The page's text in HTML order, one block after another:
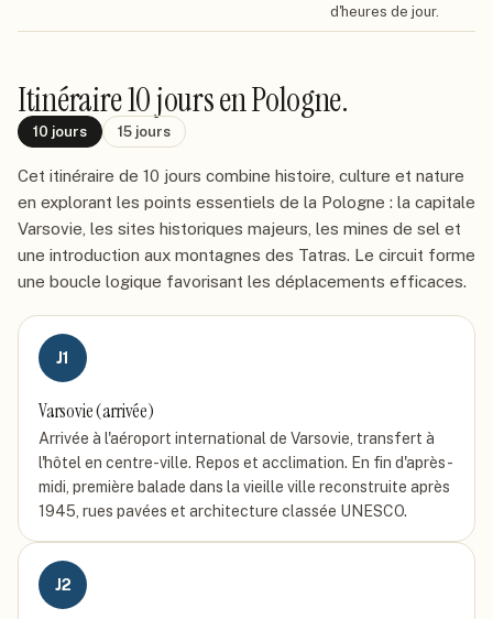
d'heures de jour.
Itinéraire10 joursen Pologne.
10 jours 15 jours
Cet itinéraire de 10 jours combine histoire, culture et nature
en explorant les points essentiels de la Pologne : la capitale
Varsovie, les sites historiques majeurs, les mines de sel et
une introduction aux montagnes des Tatras. Le circuit forme
une boucle logique favorisant les déplacements efficaces.
J1
Varsovie (arrivée)
Arrivée à l'aéroport international de Varsovie, transfert à
l'hôtel en centre-ville. Repos et acclimation. En fin d'après-
midi, première balade dans la vieille ville reconstruite après
1945, rues pavées et architecture classée UNESCO.
J2